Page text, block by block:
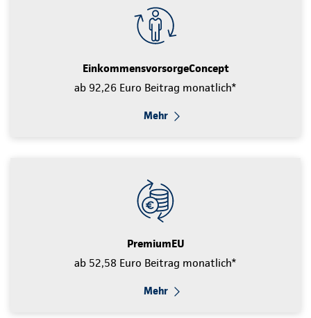
EinkommensvorsorgeConcept
ab 92,26 Euro Beitrag monatlich*
Mehr
PremiumEU
ab 52,58 Euro Beitrag monatlich*
Mehr